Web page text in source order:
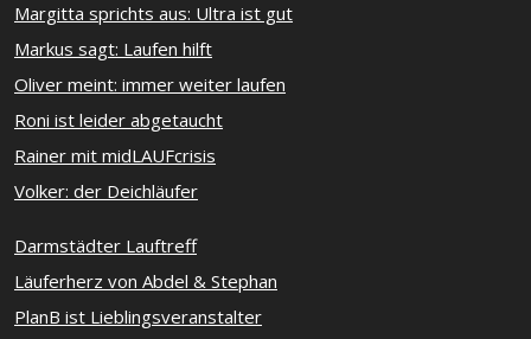
Margitta sprichts aus: Ultra ist gut
Markus sagt: Laufen hilft
Oliver meint: immer weiter laufen
Roni ist leider abgetaucht
Rainer mit midLAUFcrisis
Volker: der Deichläufer
Darmstädter Lauftreff
Läuferherz von Abdel & Stephan
PlanB ist Lieblingsveranstalter